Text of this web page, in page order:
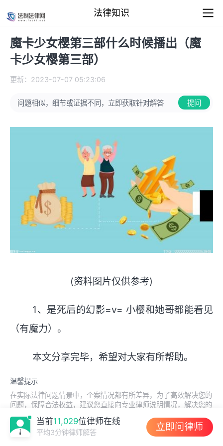
法律知识
魔卡少女樱第三部什么时候播出（魔
卡少女樱第三部）
更新：2023-07-07 05:23:06
问题相似，细节或证据不同，立即获取针对解答 提问
(资料图片仅供参考)
1、是死后的幻影=v= 小樱和她哥都能看见
（有魔力）。
本文分享完毕，希望对大家有所帮助。
温馨提示
在实际法律问题情景中，个案情况都有所差异，为了高效解决您的
问题，保障合法权益，建议您直接向专业律师说明情况，解决您的
实际问题。
当前11,029位律师在线
平均3分钟律师解答 立即问律师